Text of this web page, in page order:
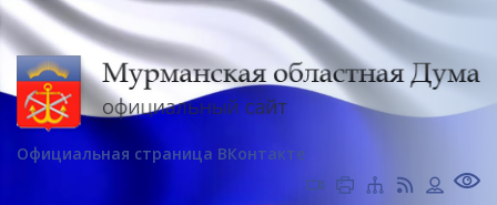
Официальная страница ВКонтакте